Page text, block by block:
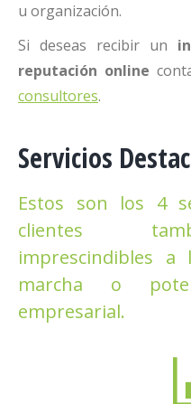
u organización.
Si deseas recibir un
reputación online
consultores.
Servicios
Estos son los 4
clientes
imprescindibles
marcha o
empresarial.